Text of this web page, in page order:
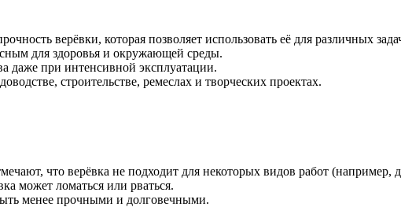
верёвки, которая позволяет использовать её для различных
для здоровья и окружающей среды.
даже при интенсивной эксплуатации.
строительстве, ремеслах и творческих проектах.
что верёвка не подходит для некоторых видов работ (например,
может ломаться или рваться.
менее прочными и долговечными.